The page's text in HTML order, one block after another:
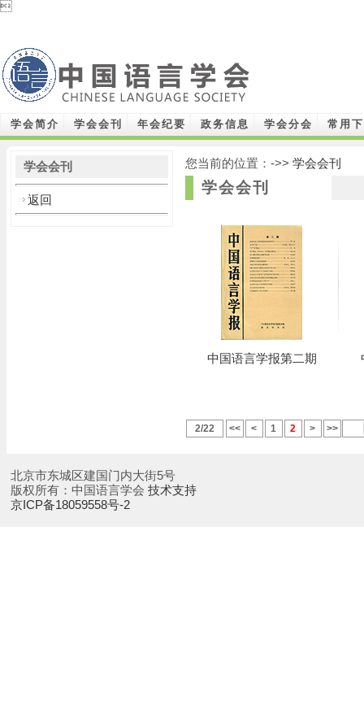

学会简介 学会会刊 年会纪要 政务信息 学会分会 常用
学会会刊
返回
您当前的位置：->> 学会会刊
学会会刊
中国语言学报第二期
2/22 << < 1 2 > >>
北京市东城区建国门内大街5号
版权所有：中国语言学会技术支持
京ICP备18059558号-2